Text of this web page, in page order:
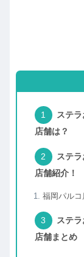
ステ
店舗は？
ステ
店舗紹介！
福岡パルコ
ステ
店舗まとめ